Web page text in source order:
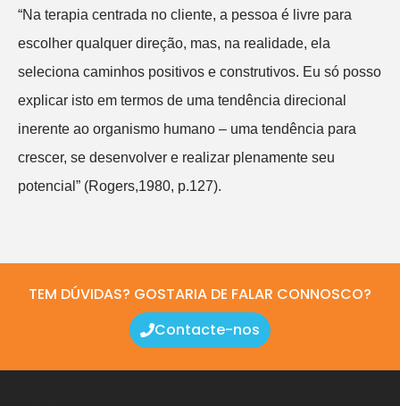
“Na terapia centrada no cliente, a pessoa é livre para
escolher qualquer direção, mas, na realidade, ela
seleciona caminhos positivos e construtivos. Eu só posso
explicar isto em termos de uma tendência direcional
inerente ao organismo humano – uma tendência para
crescer, se desenvolver e realizar plenamente seu
potencial” (Rogers,1980, p.127).
TEM DÚVIDAS? GOSTARIA DE FALAR CONNOSCO?
Contacte-nos